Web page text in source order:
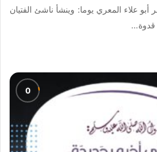
أبو علاء المعري يوما: وينشأ ناشئ الفتيان
قدوة…